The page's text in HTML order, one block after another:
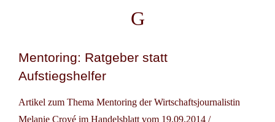
G
Mentoring: Ratgeber statt
Aufstiegshelfer
Artikel zum Thema Mentoring der Wirtschaftsjournalistin
Melanie Croyé im Handelsblatt vom 19.09.2014 /